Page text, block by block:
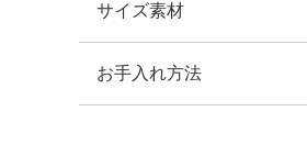
サイズ素材
お手入れ方法